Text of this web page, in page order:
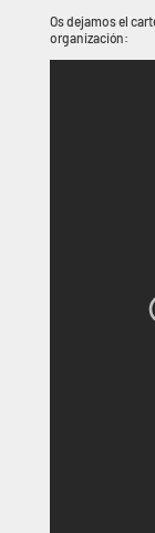
Os dejamos el
organización: